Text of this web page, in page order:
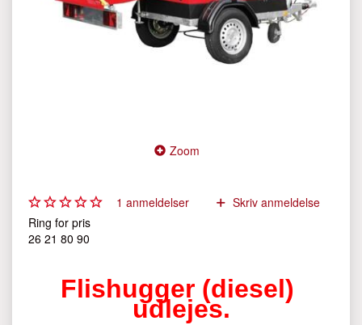
Zoom
1 anmeldelser
Skriv anmeldelse
Ring for pris
26 21 80 90
Flishugger (diesel)
udlejes.